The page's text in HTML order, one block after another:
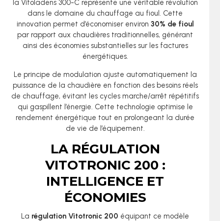
la Vitoladens 300-C représente une véritable révolution
dans le domaine du chauffage au fioul. Cette
innovation permet d’économiser environ 30% de fioul
par rapport aux chaudières traditionnelles, générant
ainsi des économies substantielles sur les factures
énergétiques.
Le principe de modulation ajuste automatiquement la
puissance de la chaudière en fonction des besoins réels
de chauffage, évitant les cycles marche/arrêt répétitifs
qui gaspillent l’énergie. Cette technologie optimise le
rendement énergétique tout en prolongeant la durée
de vie de l’équipement.
LA RÉGULATION
VITOTRONIC 200 :
INTELLIGENCE ET
ÉCONOMIES
La régulation Vitotronic 200 équipant ce modèle